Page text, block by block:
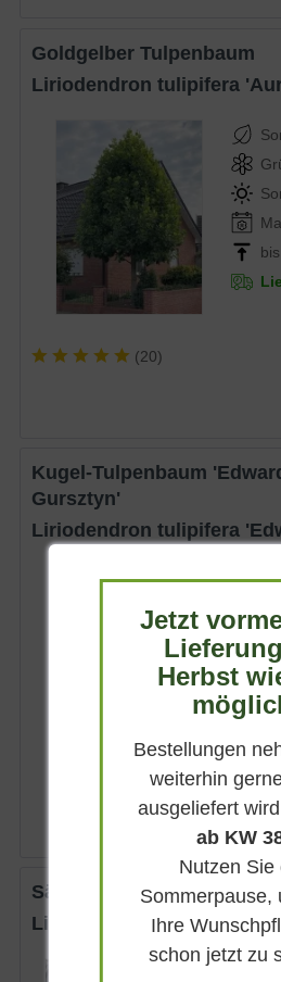
Goldgelber Tulpenbaum
Liriodendron tulipifera
(20)
Kugel-Tulpenbaum 'Edward
Gursztyn'
Liriodendron tulipifera
bis
Säulen-Tulpenbaum
Liriodendron tulipifera
Jetzt
Herbst
Bestellungen
weiterhin
ausgeliefert
ab KW
Nutzen Sie
Sommerpause,
Ihre
schon jetzt zu